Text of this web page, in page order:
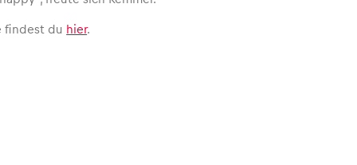
findest du hier.